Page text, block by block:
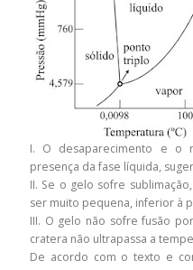
I. O desaparecimento e o
presença da fase líquida,
II. Se o gelo sofre
ser muito pequena, inferior à
III. O gelo não sofre fusão
cratera não ultrapassa a
De acordo com o texto e